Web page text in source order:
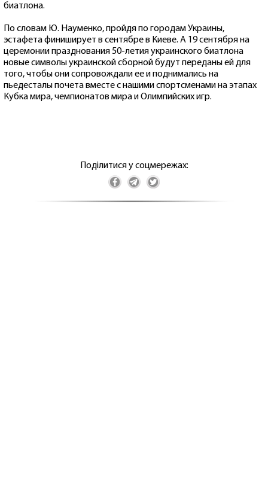
биатлона.
По словам Ю. Науменко, пройдя по городам Украины,
эстафета финиширует в сентябре в Киеве. А 19 сентября на
церемонии празднования 50-летия украинского биатлона
новые символы украинской сборной будут переданы ей для
того, чтобы они сопровождали ее и поднимались на
пьедесталы почета вместе с нашими спортсменами на этапах
Кубка мира, чемпионатов мира и Олимпийских игр.
Поділитися у соцмережах: